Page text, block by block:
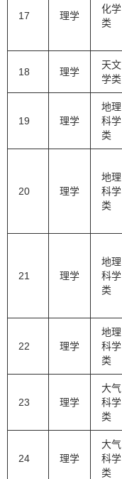
17 理学
化学
类
18 理学
天文
学类
19 理学
地理
科学
类
20 理学
地理
科学
类
21 理学
地理
科学
类
22 理学
地理
科学
类
23 理学
大气
科学
类
24 理学
大气
科学
类